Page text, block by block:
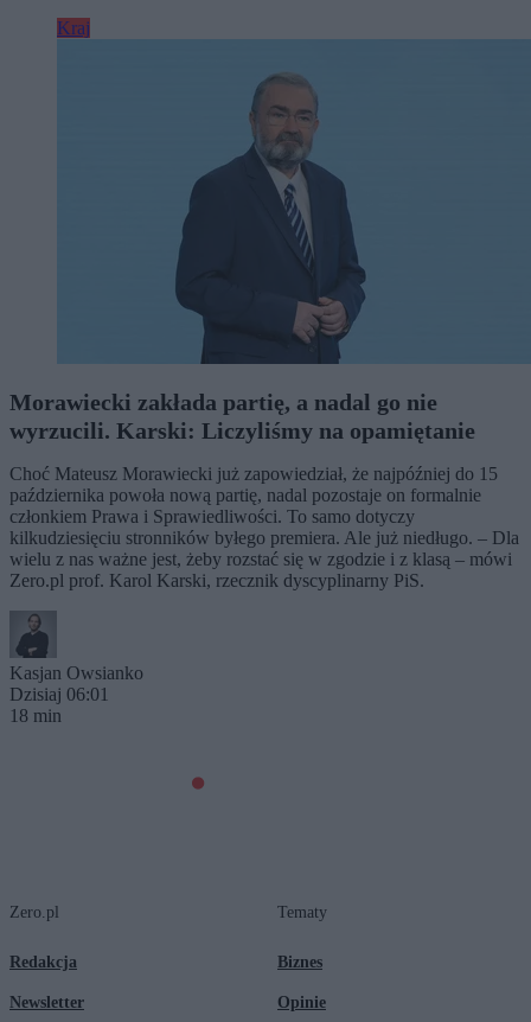
Kraj
Morawiecki zakłada partię, a nadal go nie
wyrzucili. Karski: Liczyliśmy na opamiętanie
Choć Mateusz Morawiecki już zapowiedział, że najpóźniej do 15
października powoła nową partię, nadal pozostaje on formalnie
członkiem Prawa i Sprawiedliwości. To samo dotyczy
kilkudziesięciu stronników byłego premiera. Ale już niedługo. – Dla
wielu z nas ważne jest, żeby rozstać się w zgodzie i z klasą – mówi
Zero.pl prof. Karol Karski, rzecznik dyscyplinarny PiS.
Kasjan Owsianko
Dzisiaj 06:01
18 min
Zero.pl
Redakcja
Newsletter
Tematy
Biznes
Opinie